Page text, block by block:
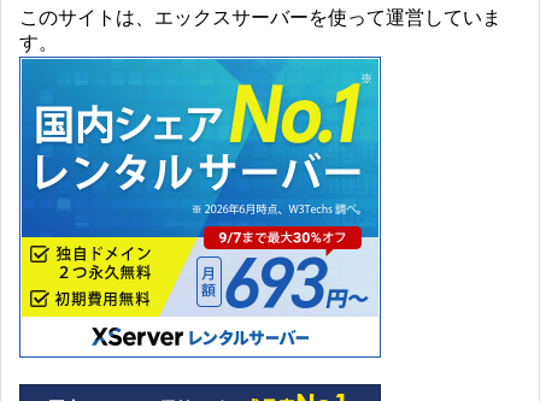
このサイトは、エックスサーバーを使って運営していま
す。